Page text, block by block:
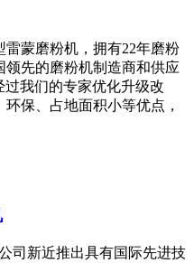
蒙磨粉机，拥有22年磨粉
先的磨粉机制造商和供应
我们的专家优化升级改
保、占地面积小等优点，
司新近推出具有国际先进技